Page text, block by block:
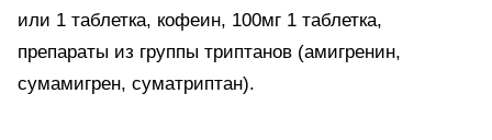
или 1 таблетка, кофеин, 100мг 1 таблетка,
препараты из группы триптанов (амигренин,
сумамигрен, суматриптан).